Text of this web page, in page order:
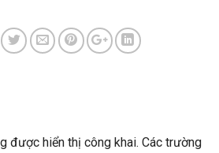
được hiển thị công khai. Các trường